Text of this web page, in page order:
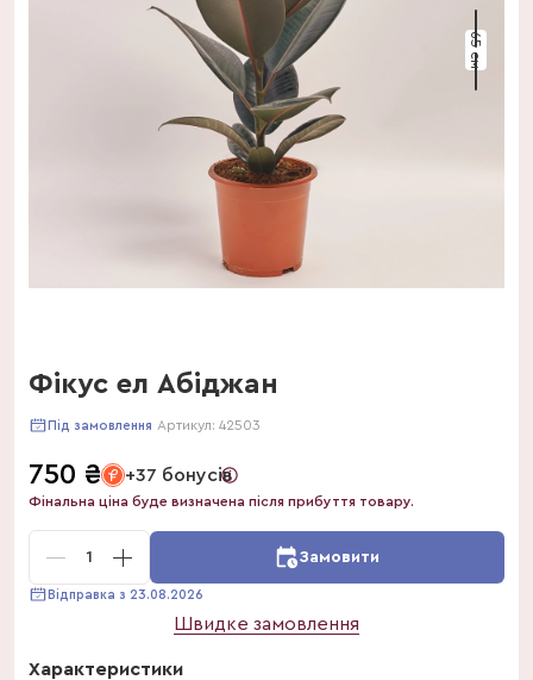
65 см
Фікус ел Абіджан
Під замовлення Артикул: 42503
750 ₴ +37 бонусів
Фінальна ціна буде визначена після прибуття товару.
1 Замовити
Відправка з 23.08.2026
Швидке замовлення
Характеристики